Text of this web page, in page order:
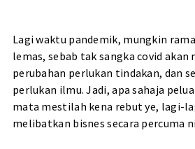
Lagi waktu pandemik, mungkin
lemas, sebab tak sangka covid akan
perubahan perlukan tindakan, dan
perlukan ilmu. Jadi, apa sahaja
mata mestilah kena rebut ye, lagi-
melibatkan bisnes secara percuma